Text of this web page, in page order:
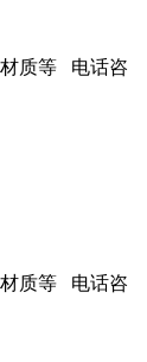
材质等 电话咨
材质等 电话咨